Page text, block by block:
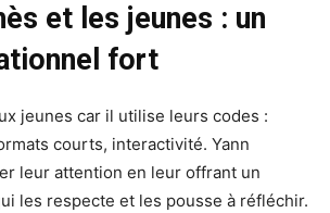
et les jeunes : un
fort
jeunes car il utilise leurs codes :
courts, interactivité. Yann
leur attention en leur offrant un
les respecte et les pousse à réfléchir.